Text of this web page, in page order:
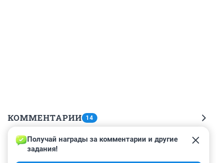
КОММЕНТАРИИ 14
Гость
8 января 2023, 21:27
Получай награды за комментарии и другие
задания!